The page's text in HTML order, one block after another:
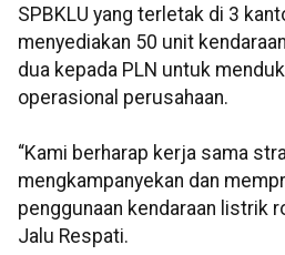
SPBKLU yang terletak di 3
menyediakan 50 unit
dua kepada PLN untuk
operasional perusahaan.
“Kami berharap kerja sama
mengkampanyekan dan
penggunaan kendaraan listrik
Jalu Respati.